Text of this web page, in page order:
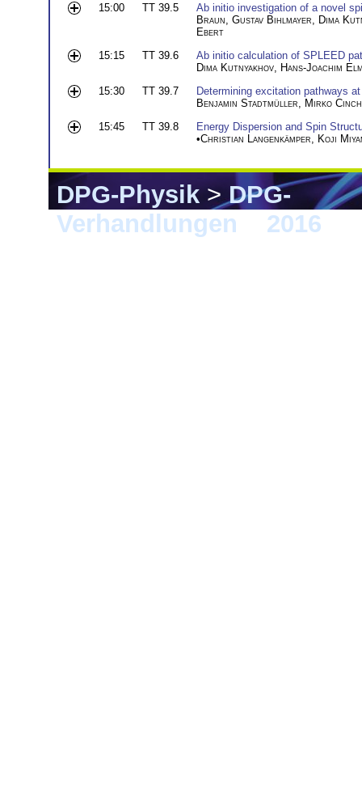
15:00
TT 39.5
Ab initio investigation of a novel
Braun Gustav Bihlmayer
Dima
Ebert
15:15
TT 39.6
Ab initio calculation of SPLEED
Dima Kutnyakhov Hans-Joachim
15:30
TT 39.7
Determining excitation pathways
Benjamin Stadtmüller
Mirko
15:45
TT 39.8
Energy Dispersion and Spin
•Christian Langenkämper Koji
DPG-Physik>DPG-
Verhandlungen
2016